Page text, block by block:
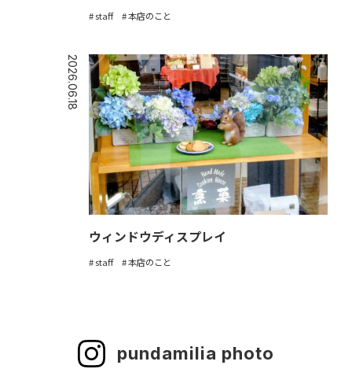
staff 本店のこと
2026.06.18
ウィンドウディスプレイ
staff 本店のこと
pundamilia photo